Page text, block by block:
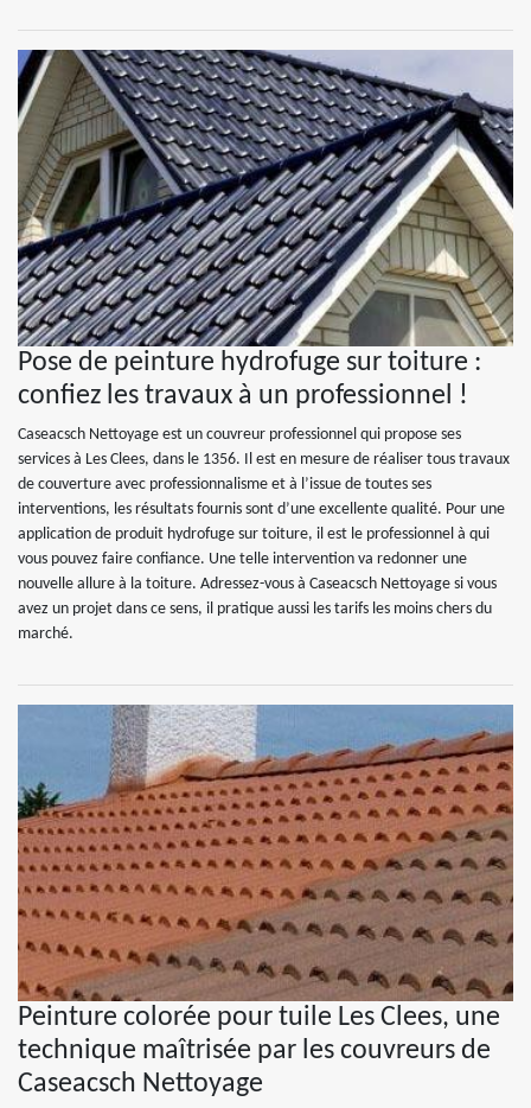
Pose de peinture hydrofuge sur toiture :
confiez les travaux à un professionnel !
Caseacsch Nettoyage est un couvreur professionnel qui propose ses
services à Les Clees, dans le 1356. Il est en mesure de réaliser tous travaux
de couverture avec professionnalisme et à l’issue de toutes ses
interventions, les résultats fournis sont d’une excellente qualité. Pour une
application de produit hydrofuge sur toiture, il est le professionnel à qui
vous pouvez faire confiance. Une telle intervention va redonner une
nouvelle allure à la toiture. Adressez-vous à Caseacsch Nettoyage si vous
avez un projet dans ce sens, il pratique aussi les tarifs les moins chers du
marché.
Peinture colorée pour tuile Les Clees, une
technique maîtrisée par les couvreurs de
Caseacsch Nettoyage